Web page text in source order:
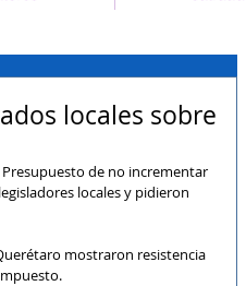
locales sobre
de no incrementar
locales y pidieron
mostraron resistencia